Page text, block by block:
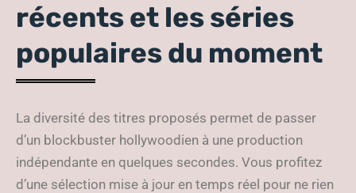
récents et les séries
populaires du moment
La diversité des titres proposés permet de passer
d’un blockbuster hollywoodien à une production
indépendante en quelques secondes. Vous profitez
d’une sélection mise à jour en temps réel pour ne rien